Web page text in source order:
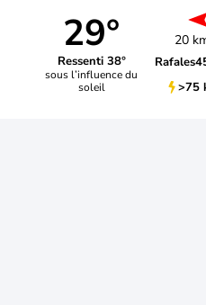
29°
Ressenti 38°
sous l’influence du
soleil
20
Rafales
>75